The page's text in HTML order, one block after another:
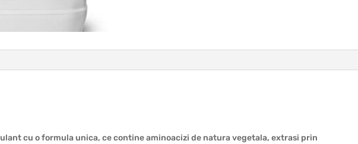
cu o formula unica, ce contine aminoacizi de natura vegetala, extrasi prin